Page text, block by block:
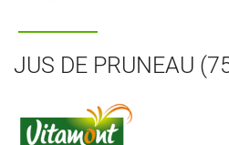
JUS DE PRUNEAU